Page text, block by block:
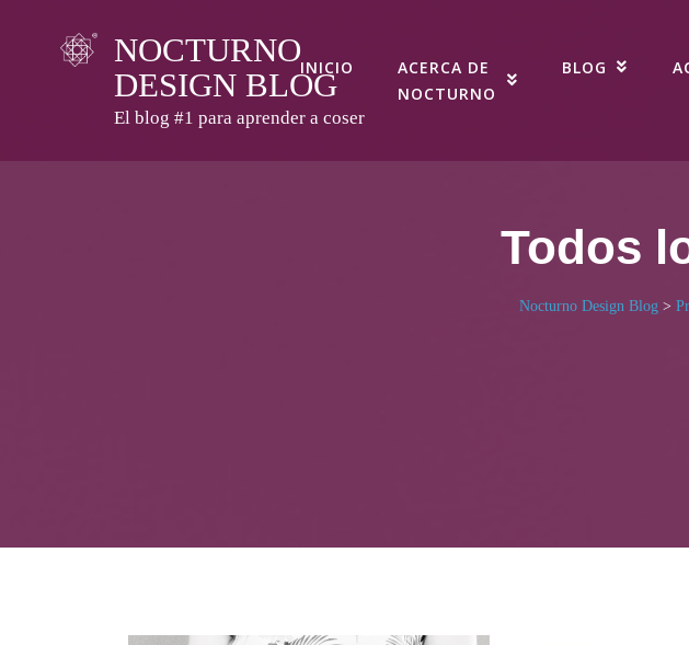
NOCTURNO
DESIGN BLOG
El blog #1 para aprender a coser
INICIO
ACERCA DE
NOCTURNO
BLOG
Todos
Nocturno Design Blog >